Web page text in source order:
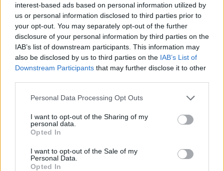
interest-based ads based on personal information utilized by
us or personal information disclosed to third parties prior to
your opt-out. You may separately opt-out of the further
disclosure of your personal information by third parties on the
IAB’s list of downstream participants. This information may
also be disclosed by us to third parties on the IAB’s List of
Downstream Participants that may further disclose it to other
Personal Data Processing Opt Outs
I want to opt-out of the Sharing of my
personal data.
Opted In
I want to opt-out of the Sale of my
Personal Data.
Opted In